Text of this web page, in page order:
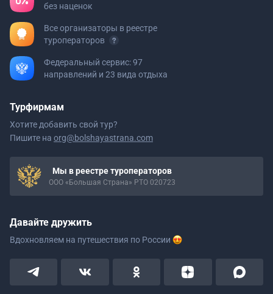
без наценок
Все организаторы в реестре
туроператоров
Федеральный сервис: 97
направлений и 23 вида отдыха
Турфирмам
Хотите добавить свой тур?
Пишите на org@bolshayastrana.com
Мы в реестре туроператоров
ООО «Большая Страна» РТО 020723
Давайте дружить
Вдохновляем на путешествия по России